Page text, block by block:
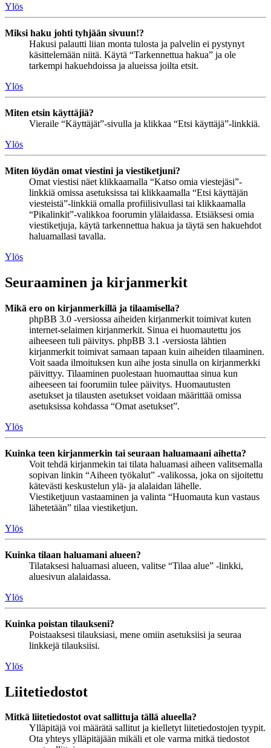
Ylös
Miksi haku johti tyhjään sivuun!?
Hakusi palautti liian monta tulosta ja palvelin ei pystynyt
käsittelemään niitä. Käytä “Tarkennettua hakua” ja ole
tarkempi hakuehdoissa ja alueissa joilta etsit.
Ylös
Miten etsin käyttäjiä?
Vieraile “Käyttäjät”-sivulla ja klikkaa “Etsi käyttäjä”-linkkiä.
Ylös
Miten löydän omat viestini ja viestiketjuni?
Omat viestisi näet klikkaamalla “Katso omia viestejäsi”-
linkkiä omissa asetuksissa tai klikkaamalla “Etsi käyttäjän
viesteistä”-linkkiä omalla profiilisivullasi tai klikkaamalla
“Pikalinkit”-valikkoa foorumin ylälaidassa. Etsiäksesi omia
viestiketjuja, käytä tarkennettua hakua ja täytä sen hakuehdot
haluamallasi tavalla.
Ylös
Seuraaminen ja kirjanmerkit
Mikä ero on kirjanmerkillä ja tilaamisella?
phpBB 3.0 -versiossa aiheiden kirjanmerkit toimivat kuten
internet-selaimen kirjanmerkit. Sinua ei huomautettu jos
aiheeseen tuli päivitys. phpBB 3.1 -versiosta lähtien
kirjanmerkit toimivat samaan tapaan kuin aiheiden tilaaminen.
Voit saada ilmoituksen kun aihe josta sinulla on kirjanmerkki
päivittyy. Tilaaminen puolestaan huomauttaa sinua kun
aiheeseen tai foorumiin tulee päivitys. Huomautusten
asetukset ja tilausten asetukset voidaan määrittää omissa
asetuksissa kohdassa “Omat asetukset”.
Ylös
Kuinka teen kirjanmerkin tai seuraan haluamaani aihetta?
Voit tehdä kirjanmekin tai tilata haluamasi aiheen valitsemalla
sopivan linkin “Aiheen työkalut” -valikossa, joka on sijoitettu
kätevästi keskustelun ylä- ja alalaidan lähelle.
Viestiketjuun vastaaminen ja valinta “Huomauta kun vastaus
lähetetään” tilaa viestiketjun.
Ylös
Kuinka tilaan haluamani alueen?
Tilataksesi haluamasi alueen, valitse “Tilaa alue” -linkki,
aluesivun alalaidassa.
Ylös
Kuinka poistan tilaukseni?
Poistaaksesi tilauksiasi, mene omiin asetuksiisi ja seuraa
linkkejä tilauksiisi.
Ylös
Liitetiedostot
Mitkä liitetiedostot ovat sallittuja tällä alueella?
Ylläpitäjä voi määrätä sallitut ja kielletyt liitetiedostojen tyypit.
Ota yhteys ylläpitäjään mikäli et ole varma mitkä tiedostot